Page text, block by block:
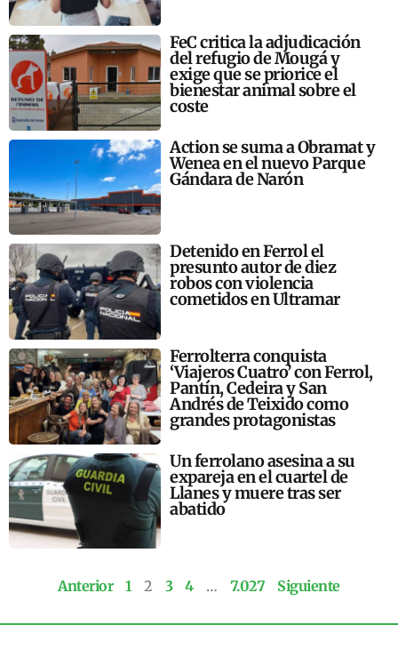
FeC critica la adjudicación
del refugio de Mougá y
exige que se priorice el
bienestar animal sobre el
coste
Action se suma a Obramat y
Wenea en el nuevo Parque
Gándara de Narón
Detenido en Ferrol el
presunto autor de diez
robos con violencia
cometidos en Ultramar
Ferrolterra conquista
‘Viajeros Cuatro’ con Ferrol,
Pantín, Cedeira y San
Andrés de Teixido como
grandes protagonistas
Un ferrolano asesina a su
expareja en el cuartel de
Llanes y muere tras ser
abatido
Anterior 1 2 3 4 … 7.027 Siguiente